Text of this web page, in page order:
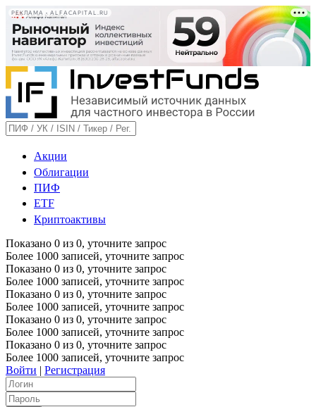
РЕКЛАМА • ALFACAPITAL.RU
Акции
Облигации
ПИФ
ETF
Криптоактивы
Показано 0 из 0, уточните запрос
Более 1000 записей, уточните запрос
Показано 0 из 0, уточните запрос
Более 1000 записей, уточните запрос
Показано 0 из 0, уточните запрос
Более 1000 записей, уточните запрос
Показано 0 из 0, уточните запрос
Более 1000 записей, уточните запрос
Показано 0 из 0, уточните запрос
Более 1000 записей, уточните запрос
Войти | Регистрация